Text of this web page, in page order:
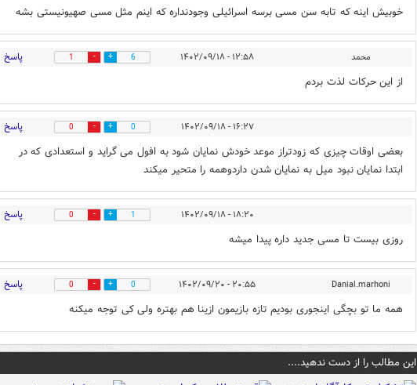
خوبیش اینه که تابه سن مسی برسه اسرائیلی وجودنداره که اینم مثل مسی صهیونیستی بشه
محمد ۱۲:۵۸ - ۱۴۰۲/۰۹/۱۸ 6
1 پاسخ
از این حرکات لذت بردم
۱۶:۲۷ - ۱۴۰۲/۰۹/۱۸ 0
0 پاسخ
بعضی اوقات چیزی که زودتراز موعد خودش نمایان شود به افول می گراید و استعدادی که در
ابتدا نمایان نبود میل به نمایان شدن داردوهمه را متحیر میکند
۱۸:۲۰ - ۱۴۰۲/۰۹/۱۸ 1
0 پاسخ
روزی بیست تا مسی جدید داره پیدا میشه
Danial.marhoni ۲۰:۵۵ - ۱۴۰۲/۰۹/۲۰ 0
0 پاسخ
همه ما تو بچگی اینجوری بودیم تازه بازیمون ازینا هم بهتره ولی کی توجه میکنه
این مطالب را از دست ندهید....